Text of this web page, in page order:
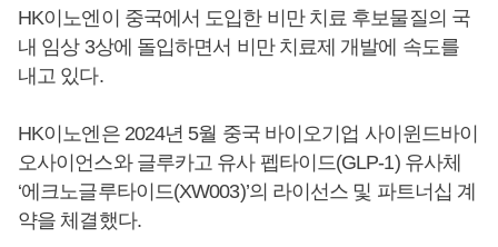
HK이노엔이 중국에서 도입한 비만 치료 후보물질의 국
내 임상 3상에 돌입하면서 비만 치료제 개발에 속도를
내고 있다.
HK이노엔은 2024년 5월 중국 바이오기업 사이윈드바이
오사이언스와 글루카고 유사 펩타이드(GLP-1) 유사체
‘에크노글루타이드(XW003)’의 라이선스 및 파트너십 계
약을 체결했다.